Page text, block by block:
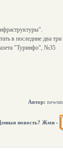
в последние два три
"Туринфо", №35
Автор: newsm
новость? Жми -